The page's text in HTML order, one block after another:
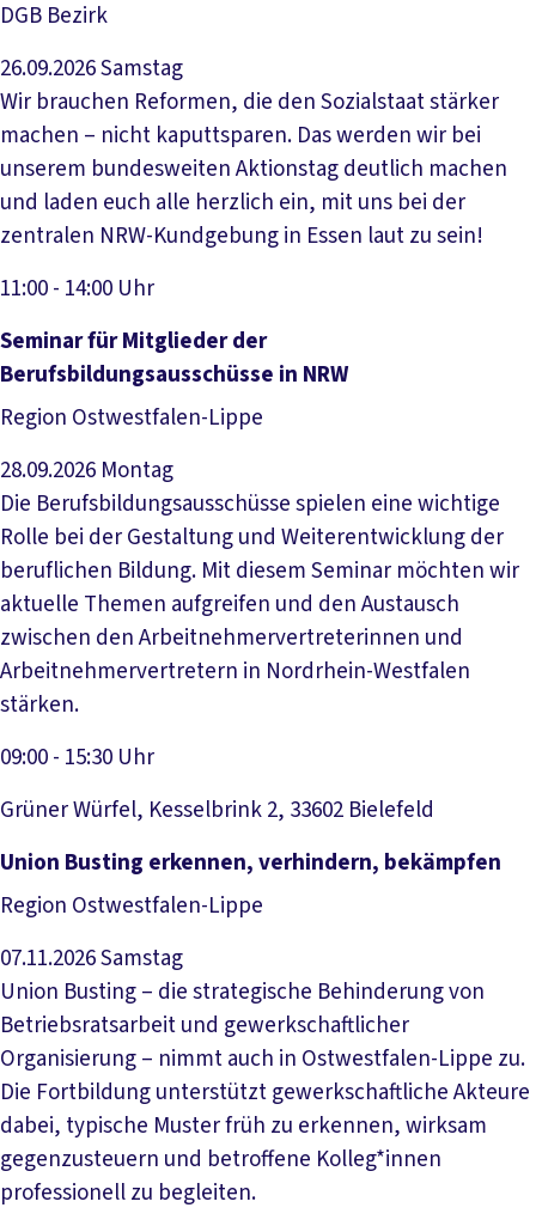
DGB Bezirk
26.09.2026Samstag
Wir brauchen Reformen, die den Sozialstaat stärker
machen – nicht kaputtsparen. Das werden wir bei
unserem bundesweiten Aktionstag deutlich machen
und laden euch alle herzlich ein, mit uns bei der
zentralen NRW-Kundgebung in Essen laut zu sein!
11:00 - 14:00 Uhr
Veranstaltung anzeigen
Seminar für Mitglieder der
Berufsbildungsausschüsse in NRW
Region Ostwestfalen-Lippe
28.09.2026 Montag
Die Berufsbildungsausschüsse spielen eine wichtige
Rolle bei der Gestaltung und Weiterentwicklung der
beruflichen Bildung. Mit diesem Seminar möchten wir
aktuelle Themen aufgreifen und den Austausch
zwischen den Arbeitnehmervertreterinnen und
Arbeitnehmervertretern in Nordrhein-Westfalen
stärken.
09:00 - 15:30 Uhr
Grüner Würfel, Kesselbrink 2, 33602 Bielefeld
Veranstaltung anzeigen
Union Busting erkennen, verhindern, bekämpfen
Region Ostwestfalen-Lippe
07.11.2026Samstag
Union Busting – die strategische Behinderung von
Betriebsratsarbeit und gewerkschaftlicher
Organisierung – nimmt auch in Ostwestfalen-Lippe zu.
Die Fortbildung unterstützt gewerkschaftliche Akteure
dabei, typische Muster früh zu erkennen, wirksam
gegenzusteuern und betroffene Kolleg*innen
professionell zu begleiten.